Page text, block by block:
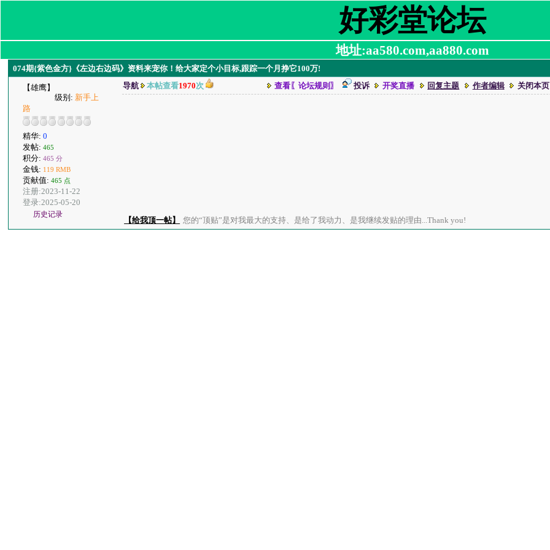
好彩堂论坛
地址:aa580.com,aa880.com
074期{紫色金方}《左边右边码》资料来宠你！给大家定个小目标,跟踪一个月挣它100万!
【雄鹰】
级别: 新手上
路
精华:0
发帖:465
积分:465 分
金钱: 119 RMB
贡献值:465 点
注册:2023-11-22
登录:2025-05-20
历史记录
导航 本帖查看1970次 查看〖论坛规则〗 投诉 开奖直播 回复主题 作者编辑 关闭本页
【给我顶一帖】 您的“顶贴”是对我最大的支持、是给了我动力、是我继续发贴的理由...Thank you!